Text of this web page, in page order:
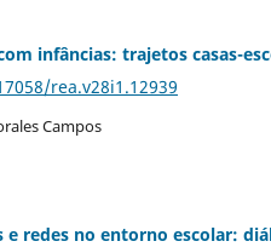
infâncias: trajetos casas-
rea.v28i1.12939
Campos
redes no entorno escolar: